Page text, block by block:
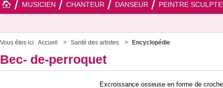
MUSICIEN CHANTEUR DANSEUR PEINTRE
Vous êtes ici :Accueil Santé des artistes Encyclopédie
Bec- de-perroquet
Excroissance osseuse en forme de